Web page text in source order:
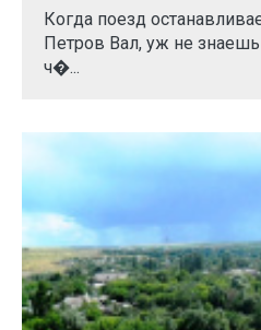
Когда поезд
Петров Вал, уж не
ч�...